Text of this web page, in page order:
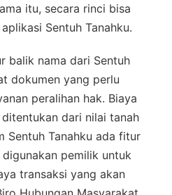
itu, secara rinci bisa
Sentuh Tanahku.
balik nama dari Sentuh
dokumen yang perlu
peralihan hak. Biaya
dari nilai tanah
Sentuh Tanahku ada fitur
pemilik untuk
transaksi yang akan